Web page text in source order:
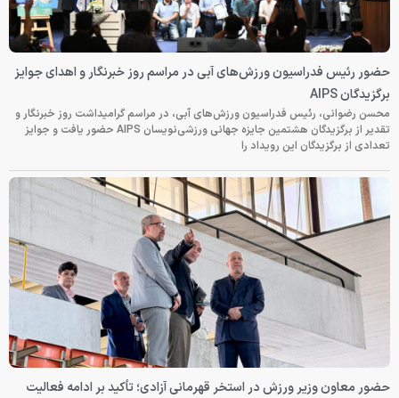
حضور رئیس فدراسیون ورزش‌های آبی در مراسم روز خبرنگار و اهدای جوایز
برگزیدگان AIPS
محسن رضوانی، رئیس فدراسیون ورزش‌های آبی، در مراسم گرامیداشت روز خبرنگار و
تقدیر از برگزیدگان هشتمین جایزه جهانی ورزشی‌نویسان AIPS حضور یافت و جوایز
تعدادی از برگزیدگان این رویداد را
حضور معاون وزیر ورزش در استخر قهرمانی آزادی؛ تأکید بر ادامه فعالیت